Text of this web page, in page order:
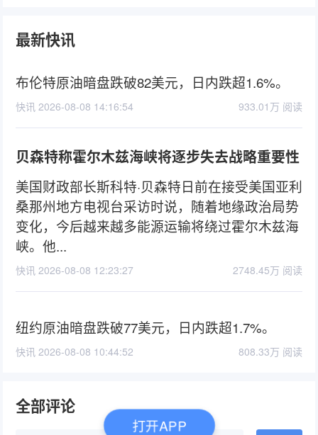
最新快讯
布伦特原油暗盘跌破82美元，日内跌超1.6%。
快讯 2026-08-08 14:16:54 933.01万 阅读
贝森特称霍尔木兹海峡将逐步失去战略重要性
美国财政部长斯科特·贝森特日前在接受美国亚利
桑那州地方电视台采访时说，随着地缘政治局势
变化，今后越来越多能源运输将绕过霍尔木兹海
峡。他...
快讯 2026-08-08 12:23:27 2748.45万 阅读
纽约原油暗盘跌破77美元，日内跌超1.7%。
快讯 2026-08-08 10:44:52 808.33万 阅读
全部评论
打开APP